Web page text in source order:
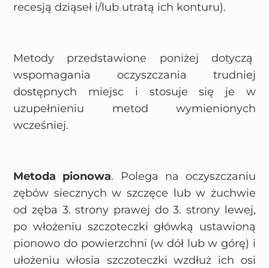
recesją dziąseł i/lub utratą ich konturu).
Metody przedstawione poniżej dotyczą
wspomagania oczyszczania trudniej
dostępnych miejsc i stosuje się je w
uzupełnieniu metod wymienionych
wcześniej.
Metoda pionowa. Polega na oczyszczaniu
zębów siecznych w szczęce lub w żuchwie
od zęba 3. strony prawej do 3. strony lewej,
po włożeniu szczoteczki główką ustawioną
pionowo do powierzchni (w dół lub w górę) i
ułożeniu włosia szczoteczki wzdłuż ich osi